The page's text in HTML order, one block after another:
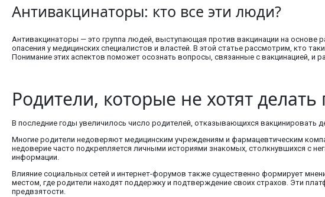
Антивакцинаторы: кто все эти люди?
Антивакцинаторы — это группа людей, выступающая против вакцинации на
опасения у медицинских специалистов и властей. В этой статье рассмотрим, кто
Понимание этих аспектов поможет осознать вопросы, связанные с вакцинацией, и
Родители, которые не хотят
В последние годы увеличилось число родителей, отказывающихся
Многие родители недоверяют медицинским учреждениям и фармацевтическим
недоверие часто подкрепляется личными историями знакомых, столкнувшихся с
информации.
Влияние социальных сетей и интернет-форумов также существенно формирует
местом, где родители находят поддержку и подтверждение своих страхов. Эти
предвзятости.